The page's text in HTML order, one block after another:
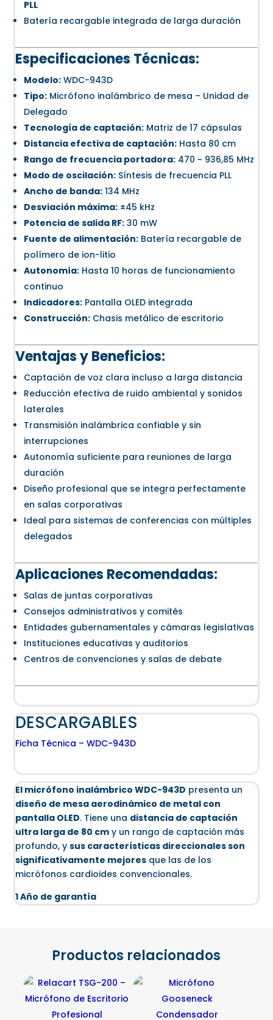
PLL
Batería recargable integrada de larga duración
Especificaciones Técnicas:
Modelo: WDC-943D
Tipo: Micrófono inalámbrico de mesa – Unidad de
Delegado
Tecnología de captación: Matriz de 17 cápsulas
Distancia efectiva de captación: Hasta 80 cm
Rango de frecuencia portadora: 470 ~ 936,85 MHz
Modo de oscilación: Síntesis de frecuencia PLL
Ancho de banda: 134 MHz
Desviación máxima: ±45 kHz
Potencia de salida RF: 30 mW
Fuente de alimentación: Batería recargable de
polímero de ion-litio
Autonomía: Hasta 10 horas de funcionamiento
continuo
Indicadores: Pantalla OLED integrada
Construcción: Chasis metálico de escritorio
Ventajas y Beneficios:
Captación de voz clara incluso a larga distancia
Reducción efectiva de ruido ambiental y sonidos
laterales
Transmisión inalámbrica confiable y sin
interrupciones
Autonomía suficiente para reuniones de larga
duración
Diseño profesional que se integra perfectamente
en salas corporativas
Ideal para sistemas de conferencias con múltiples
delegados
Aplicaciones Recomendadas:
Salas de juntas corporativas
Consejos administrativos y comités
Entidades gubernamentales y cámaras legislativas
Instituciones educativas y auditorios
Centros de convenciones y salas de debate
DESCARGABLES
Ficha Técnica – WDC-943D
El micrófono inalámbrico WDC-943D presenta un
diseño de mesa aerodinámico de metal con
pantalla OLED. Tiene una distancia de captación
ultra larga de 80 cm y un rango de captación más
profundo, ysus características direccionales son
significativamente mejores que las de los
micrófonos cardioides convencionales.
1 Año de garantía
Productos relacionados